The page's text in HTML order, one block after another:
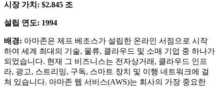
시장 가치: $2.845 조
설립 연도: 1994
배경: 아마존은 제프 베조스가 설립한 온라인 서점으로 시작
하여 세계 최대의 기술, 물류, 클라우드 및 소매 기업 중 하나가
되었습니다. 현재 그 비즈니스는 전자상거래, 클라우드 인프
라, 광고, 스트리밍, 구독, 스마트 장치 및 이행 네트워크에 걸
쳐 있습니다. 아마존 웹 서비스(AWS)는 회사의 가장 중요한